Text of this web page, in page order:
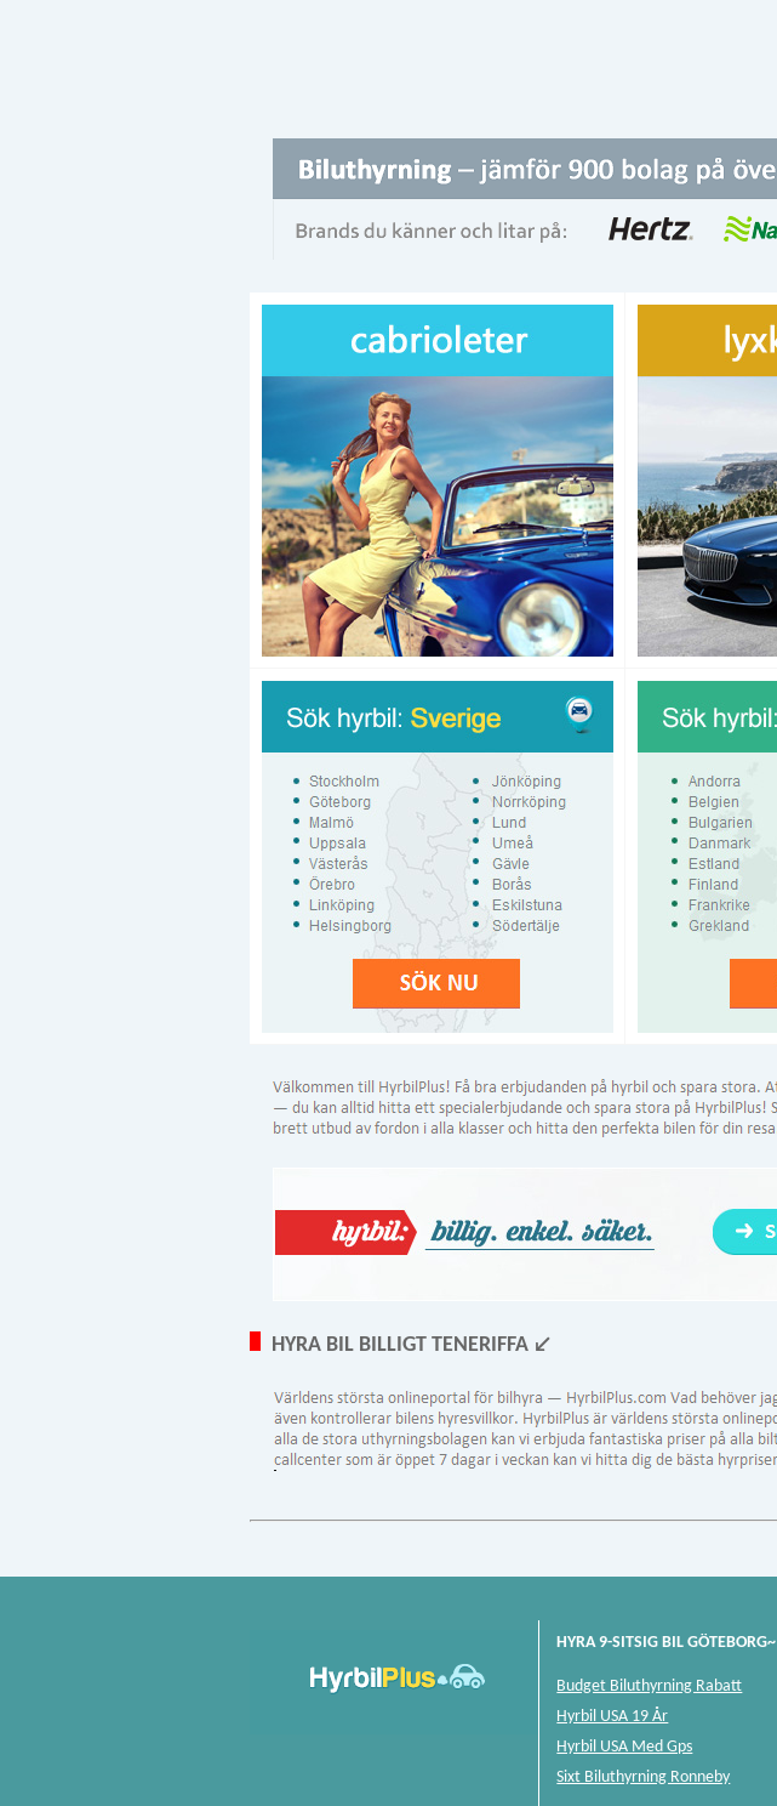
HYRA BIL BILLIGT TENERIFFA ↙
HYRA 9-SITSIG BIL GÖTEBORG~
Budget Biluthyrning Rabatt
Hyrbil USA 19 År
Hyrbil USA Med Gps
Sixt Biluthyrning Ronneby